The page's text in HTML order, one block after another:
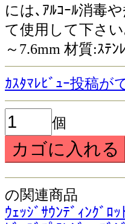
には､ｱﾙｺｰﾙ消毒
て使用して下さい
～7.6mm 材質:ｽﾃﾝ
ｶｽﾀﾏﾚﾋﾞｭｰ投稿が
個
の関連商品
ｳｪｯｼﾞｻｳﾝﾃﾞｨﾝｸﾞﾛｯ